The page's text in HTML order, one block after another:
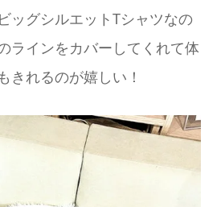
ッグシルエットTシャツなの
ラインをカバーしてくれて体
きれるのが嬉しい！